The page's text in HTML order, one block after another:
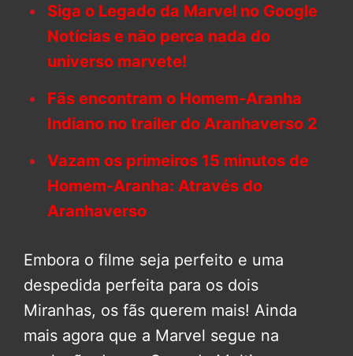
Siga o Legado da Marvel no Google
Notícias e não perca nada do
universo marvete!
Fãs encontram o Homem-Aranha
Indiano no trailer do Aranhaverso 2
Vazam os primeiros 15 minutos de
Homem-Aranha: Através do
Aranhaverso
Embora o filme seja perfeito e uma
despedida perfeita para os dois
Miranhas, os fãs querem mais! Ainda
mais agora que a Marvel segue na